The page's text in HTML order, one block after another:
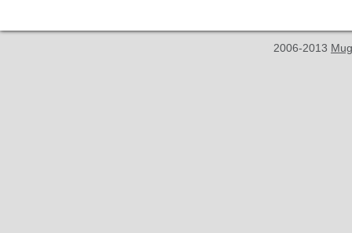
2006-2013